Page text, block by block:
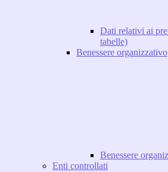
Dati relativi ai
tabelle)
Benessere organizzativo
Benessere
Enti controllati